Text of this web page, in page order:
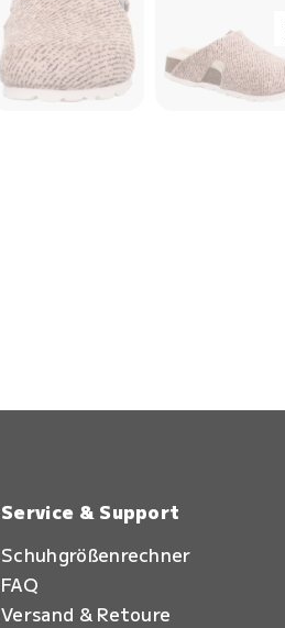
Service & Support
Schuhgrößenrechner
FAQ
Versand & Retoure